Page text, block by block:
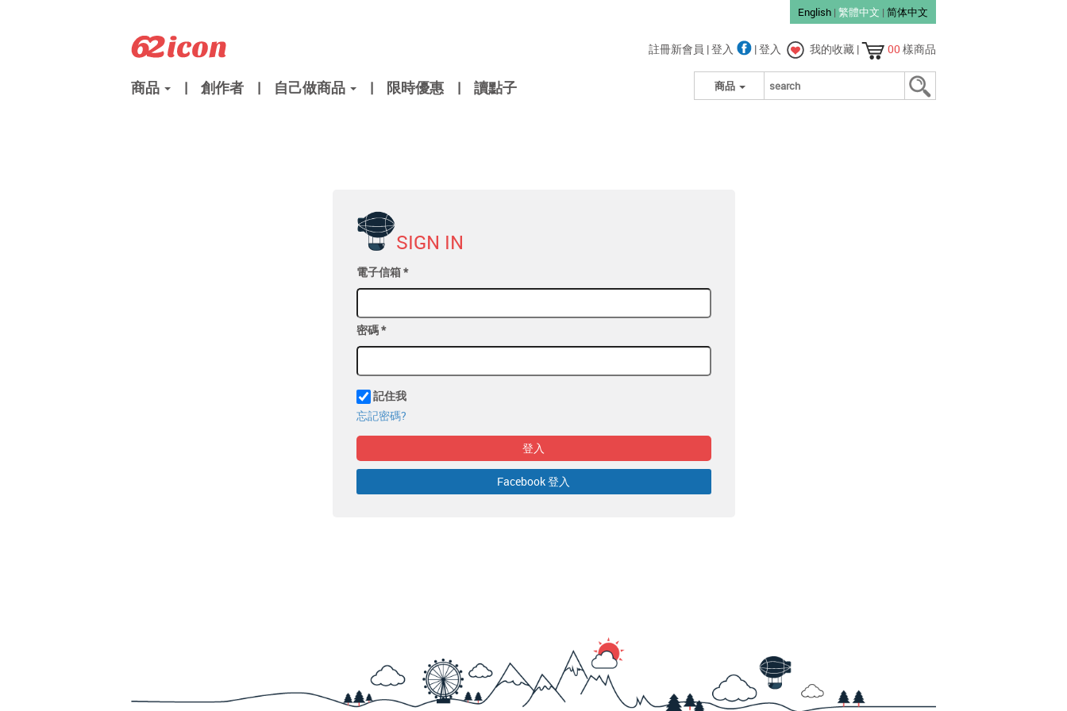
English | 繁體中文 | 简体中文
註冊新會員 |登入 |登入 我的收藏 | 00 樣商品
商品
商品 | 創作者 | 自己做商品 | 限時優惠 | 讀點子
SIGN IN
電子信箱*
密碼*
記住我
忘記密碼?
登入
Facebook 登入